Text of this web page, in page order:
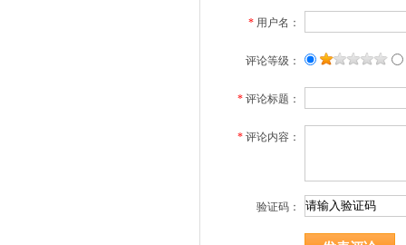
* 用户名：
评论等级：
* 评论标题：
* 评论内容：
验证码：